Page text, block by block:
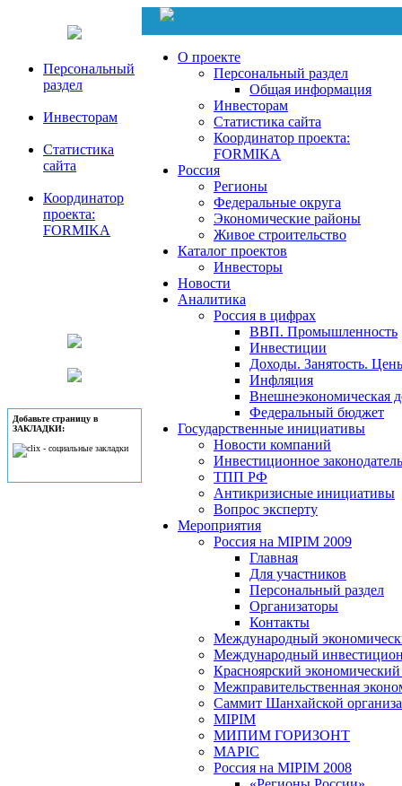
Персональный
раздел
Инвесторам
Статистика
сайта
Координатор
проекта:
FORMIKA
Добавьте страницу в
ЗАКЛАДКИ:
О проекте
Персональный раздел
Общая информация
Инвесторам
Статистика сайта
Координатор проекта:
FORMIKA
Россия
Регионы
Федеральные округа
Экономические районы
Живое строительство
Каталог проектов
Инвесторы
Новости
Аналитика
Россия в цифрах
ВВП. Промышленность
Инвестиции
Доходы. Занятость.
Инфляция
Внешнеэкономическая
Федеральный бюджет
Государственные инициативы
Новости компаний
Инвестиционное
ТПП РФ
Антикризисные инициативы
Вопрос эксперту
Мероприятия
Россия на MIPIM 2009
Главная
Для участников
Персональный раздел
Организаторы
Контакты
Международный
Международный
Красноярский
Межправительственная
Саммит Шанхайской
MIPIM
МИПИМ ГОРИЗОНТ
MAPIC
Россия на MIPIM 2008